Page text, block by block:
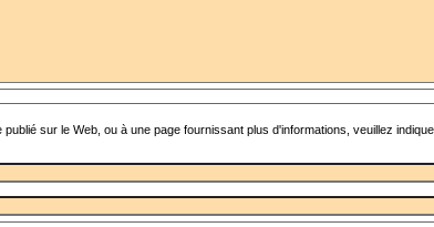
sur le Web, ou à une page fournissant plus d'informations, veuillez